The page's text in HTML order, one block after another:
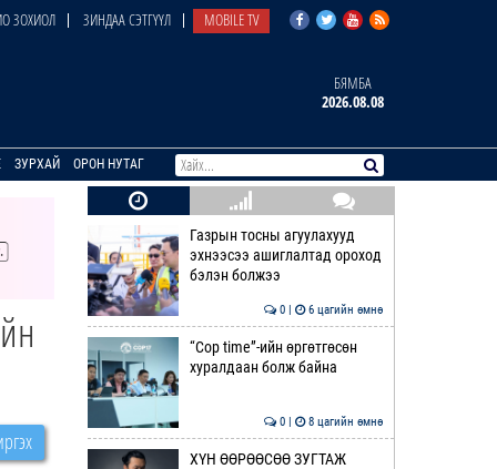
ЗОХИОЛ ЗИНДАА СЭТГҮҮЛ MOBILE TV
БЯМБА
2026.08.08
ЗУРХАЙ ОРОН НУТАГ
Газрын тосны агуулахууд
эхнээсээ ашиглалтад ороход
бэлэн болжээ
0 | 6 цагийн өмнө
“Cop time”-ийн өргөтгөсөн
хуралдаан болж байна
0 | 8 цагийн өмнө
ХҮН ӨӨРӨӨСӨӨ ЗУГТАЖ